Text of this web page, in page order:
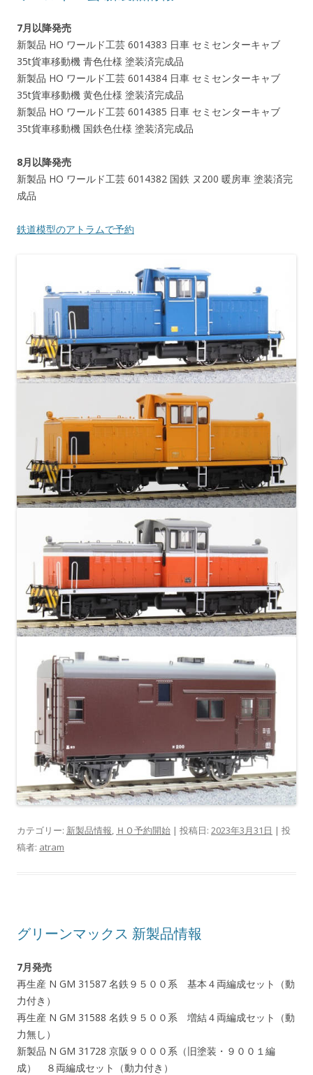
7月以降発売
新製品 HO ワールド工芸 6014383 日車 セミセンターキャブ
35t貨車移動機 青色仕様 塗装済完成品
新製品 HO ワールド工芸 6014384 日車 セミセンターキャブ
35t貨車移動機 黄色仕様 塗装済完成品
新製品 HO ワールド工芸 6014385 日車 セミセンターキャブ
35t貨車移動機 国鉄色仕様 塗装済完成品
8月以降発売
新製品 HO ワールド工芸 6014382 国鉄 ヌ200 暖房車 塗装済完
成品
鉄道模型のアトラムで予約
カテゴリー: 新製品情報, ＨＯ予約開始 | 投稿日: 2023年3月31日 | 投
稿者: atram
グリーンマックス 新製品情報
7月発売
再生産 N GM 31587 名鉄９５００系 基本４両編成セット（動
力付き）
再生産 N GM 31588 名鉄９５００系 増結４両編成セット（動
力無し）
新製品 N GM 31728 京阪９０００系（旧塗装・９００１編
成） ８両編成セット（動力付き）